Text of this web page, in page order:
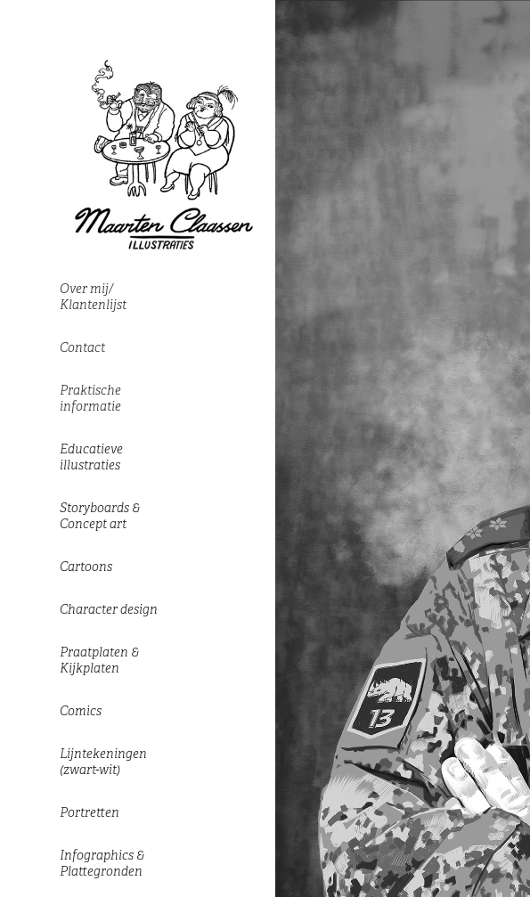
Over mij/
Klantenlijst
Contact
Praktische
informatie
Educatieve
illustraties
Storyboards &
Concept art
Cartoons
Character design
Praatplaten &
Kijkplaten
Comics
Lijntekeningen
(zwart-wit)
Portretten
Infographics &
Plattegronden